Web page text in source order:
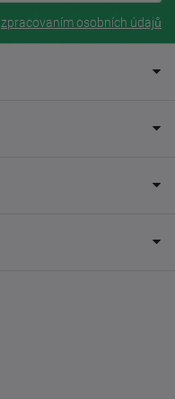
zpracovaním osobních údajů